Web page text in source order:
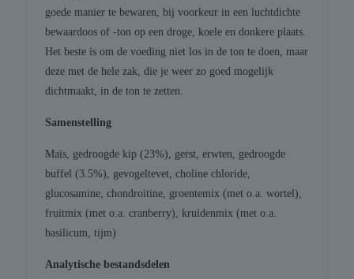
goede manier te bewaren, bij voorkeur in een luchtdichte
bewaardoos of -ton op een droge, koele en donkere plaats.
Het beste is om de voeding niet los in de ton te doen, maar
deze met de hele zak, die je weer zo goed mogelijk
dichtmaakt, in de ton te zetten.
Samenstelling
Maïs, gedroogde kip (23%), gerst, erwten, gedroogde
buffel (3.5%), gevogeltevet, choline chloride,
glucosamine, chondroitine, groentemix (met o.a. wortel),
fruitmix (met o.a. cranberry), kruidenmix (met o.a.
basilicum, tijm)
Analytische bestandsdelen